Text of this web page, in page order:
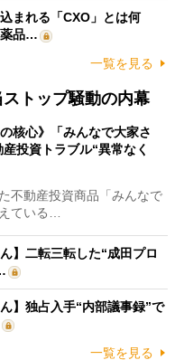
まれる「CXO」とは何
品…
一覧を見る
ストップ騒動の内幕
核心》「みんなで大家さ
投資トラブル“異常なく
不動産投資商品「みんなで
ている…
】二転三転した“成田プロ
】独占入手“内部議事録”で
一覧を見る